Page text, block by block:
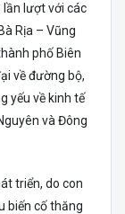
lần lượt với các
Rịa – Vũng
phố Biên
về đường bộ,
yếu về kinh tế
và Đông
triển, do con
biến cố thăng